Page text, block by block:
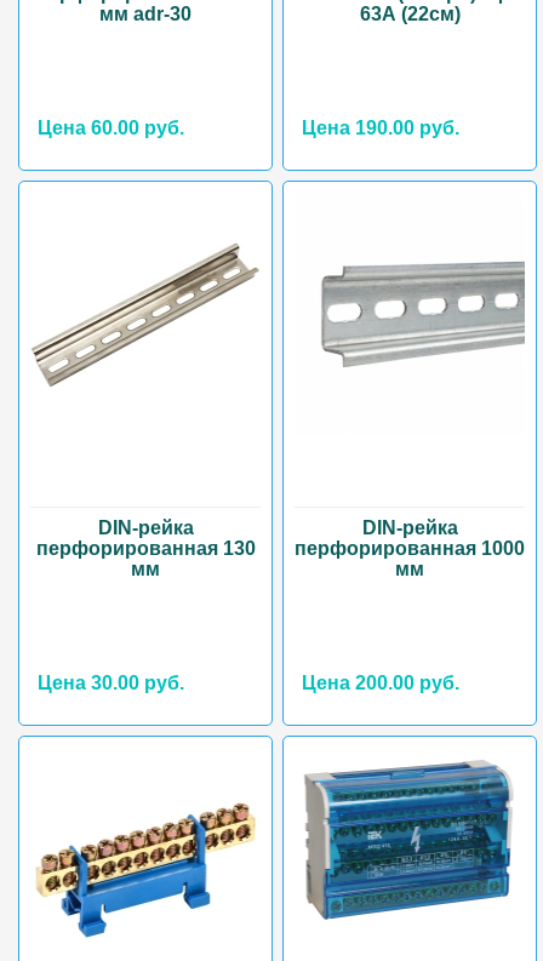
мм adr-30
Цена 60.00 руб.
63А (22см)
Цена 190.00 руб.
DIN-рейка
перфорированная 130
мм
Цена 30.00 руб.
DIN-рейка
перфорированная 1000
мм
Цена 200.00 руб.